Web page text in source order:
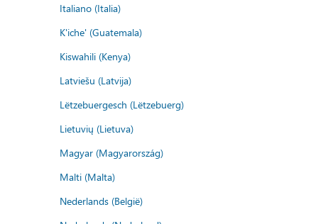
Italiano (Italia)
K'iche' (Guatemala)
Kiswahili (Kenya)
Latviešu (Latvija)
Lëtzebuergesch (Lëtzebuerg)
Lietuvių (Lietuva)
Magyar (Magyarország)
Malti (Malta)
Nederlands (België)